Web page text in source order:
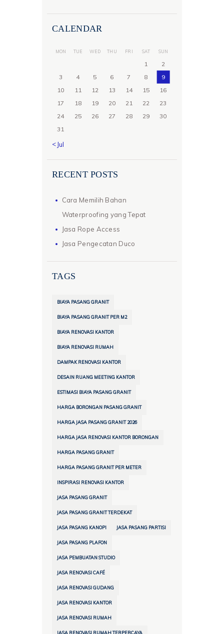
CALENDAR
MON TUE WED THU FRI SAT SUN
1
2
3
4 5 6 7 8
9
10
11 12 13 14 15
16
17
18 19 20 21 22
23
24
25 26 27 28 29
30
31
« Jul
RECENT POSTS
Cara Memilih Bahan
Waterproofing yang Tepat
Jasa Rope Access
Jasa Pengecatan Duco
TAGS
BIAYA PASANG GRANIT
BIAYA PASANG GRANIT PER M2
BIAYA RENOVASI KANTOR
BIAYA RENOVASI RUMAH
DAMPAK RENOVASI KANTOR
DESAIN RUANG MEETING KANTOR
ESTIMASI BIAYA PASANG GRANIT
HARGA BORONGAN PASANG GRANIT
HARGA JASA PASANG GRANIT 2026
HARGA JASA RENOVASI KANTOR BORONGAN
HARGA PASANG GRANIT
HARGA PASANG GRANIT PER METER
INSPIRASI RENOVASI KANTOR
JASA PASANG GRANIT
JASA PASANG GRANIT TERDEKAT
JASA PASANG KANOPI JASA PASANG PARTISI
JASA PASANG PLAFON
JASA PEMBUATAN STUDIO
JASA RENOVASI CAFÉ
JASA RENOVASI GUDANG
JASA RENOVASI KANTOR
JASA RENOVASI RUMAH
JASA RENOVASI RUMAH TERPERCAYA